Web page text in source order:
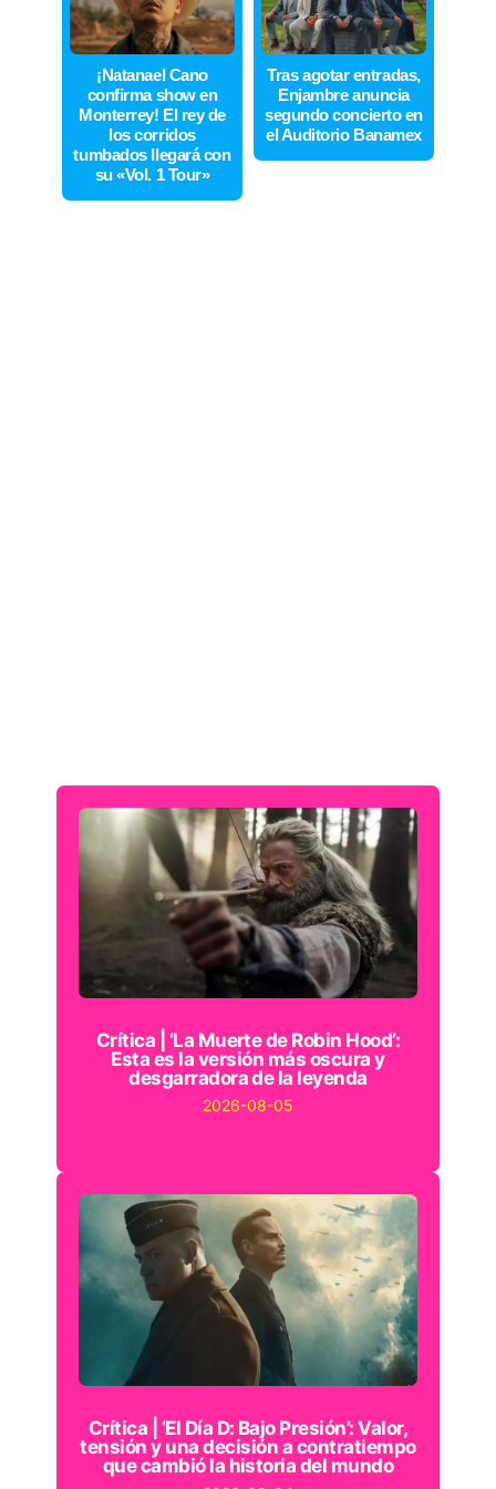
¡Natanael Cano
confirma show en
Monterrey! El rey de
los corridos
tumbados llegará con
su «Vol. 1 Tour»
Tras agotar entradas,
Enjambre anuncia
segundo concierto en
el Auditorio Banamex
Crítica | ‘La Muerte de Robin Hood’:
Esta es la versión más oscura y
desgarradora de la leyenda
2026-08-05
Crítica | ‘El Día D: Bajo Presión’: Valor,
tensión y una decisión a contratiempo
que cambió la historia del mundo